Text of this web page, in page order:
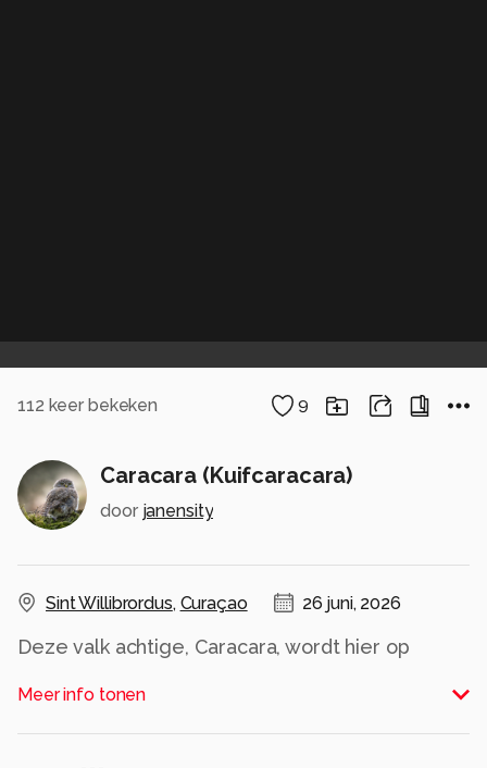
112 keer bekeken 9
Caracara (Kuifcaracara)
door janensity
Sint Willibrordus, Curaçao 26 juni, 2026
Deze valk achtige, Caracara, wordt hier op
park Dream of the Green Flamingo bij St
Willibrordus nu net zo heten. En dan komt ie
Meer info tonen